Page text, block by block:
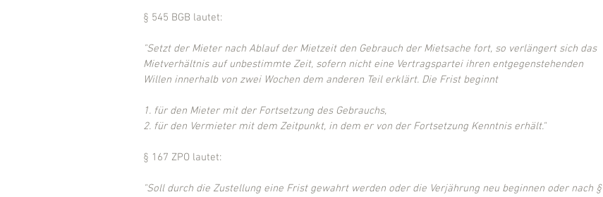
§ 545 BGB lautet:
"Setzt der Mieter nach Ablauf der Mietzeit den Gebrauch der Mietsache fort, so verlängert sich das
Mietverhältnis auf unbestimmte Zeit, sofern nicht eine Vertragspartei ihren entgegenstehenden
Willen innerhalb von zwei Wochen dem anderen Teil erklärt. Die Frist beginnt
1. für den Mieter mit der Fortsetzung des Gebrauchs,
2. für den Vermieter mit dem Zeitpunkt, in dem er von der Fortsetzung Kenntnis erhält."
§ 167 ZPO lautet:
"Soll durch die Zustellung eine Frist gewahrt werden oder die Verjährung neu beginnen oder nach §